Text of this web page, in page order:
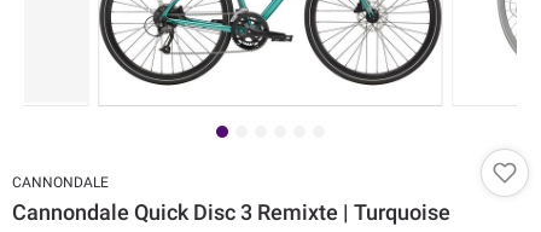
CANNONDALE
Cannondale Quick Disc 3 Remixte | Turquoise